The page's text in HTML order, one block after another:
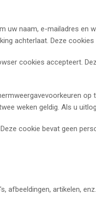
uw naam, e-mailadres en
achterlaat. Deze cookies
cookies accepteert.
op
weken geldig. Als u
cookie bevat geen
afbeeldingen, artikelen,